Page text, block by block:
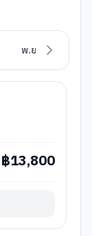
พ.ย. 26
฿13,800